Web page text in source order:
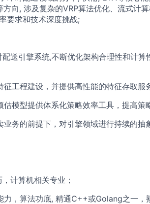
向, 涉及复杂的VRP算法优化、流式计
要求和技术深度挑战;
配送引擎系统,不断优化架构合理性和计
征工程建设，并提供高性能的特征存取服
估模型提供体系化策略效率工具，提高策
业务的前提下，对引擎领域进行持续的
计算机相关专业；
力，算法功底, 精通C++或Golang之一，